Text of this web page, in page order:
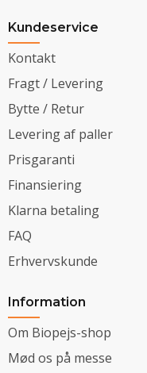
Kundeservice
Kontakt
Fragt / Levering
Bytte / Retur
Levering af paller
Prisgaranti
Finansiering
Klarna betaling
FAQ
Erhvervskunde
Information
Om Biopejs-shop
Mød os på messe